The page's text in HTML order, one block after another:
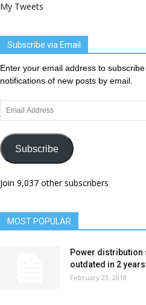
My Tweets
Subscribe via Email
Enter your email address to
notifications of new posts by email.
Email
Address
Subscribe
Join 9,037 other subscribers
MOST POPULAR
Power distribution
outdated in 2 years
February 23, 2018